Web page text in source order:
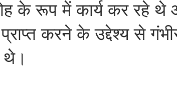
के रूप में कार्य कर रहे थे
करने के उद्देश्य से
थे।